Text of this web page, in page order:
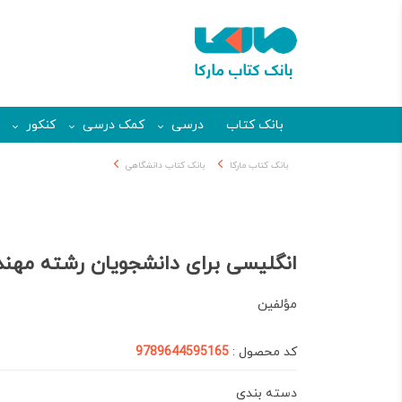
بانک کتاب درسی کمک درسی کنکور
بانک کتاب مارکا بانک کتاب دانشگاهی
انگلیسی برای دانشجویان رشته
مؤلفین
کد محصول : 9789644595165
دسته بندی